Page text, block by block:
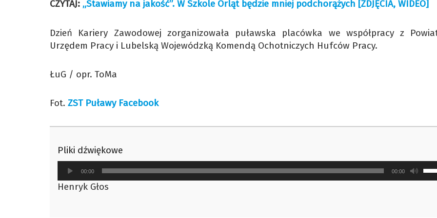
CZYTAJ: „Stawiamy na jakość”. W Szkole Orląt będzie mniej podchorążych [ZDJĘCIA, WIDEO]
Dzień Kariery Zawodowej zorganizowała puławska placówka we współpracy z
Urzędem Pracy i Lubelską Wojewódzką Komendą Ochotniczych Hufców Pracy.
ŁuG / opr. ToMa
Fot. ZST Puławy Facebook
Pliki dźwiękowe
Odtwarzacz
plików
dźwiękowych
00:00 00:00
Henryk Głos